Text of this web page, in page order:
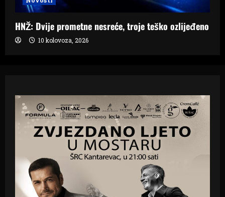
HNŽ: Dvije prometne nesreće, troje teško ozlijeđeno
10 kolovoza, 2026